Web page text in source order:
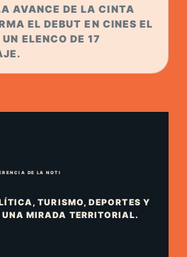
AVANCE DE LA CINTA
EL DEBUT EN CINES EL
ELENCO DE 17
TURISMO, DEPORTES Y
MIRADA TERRITORIAL.